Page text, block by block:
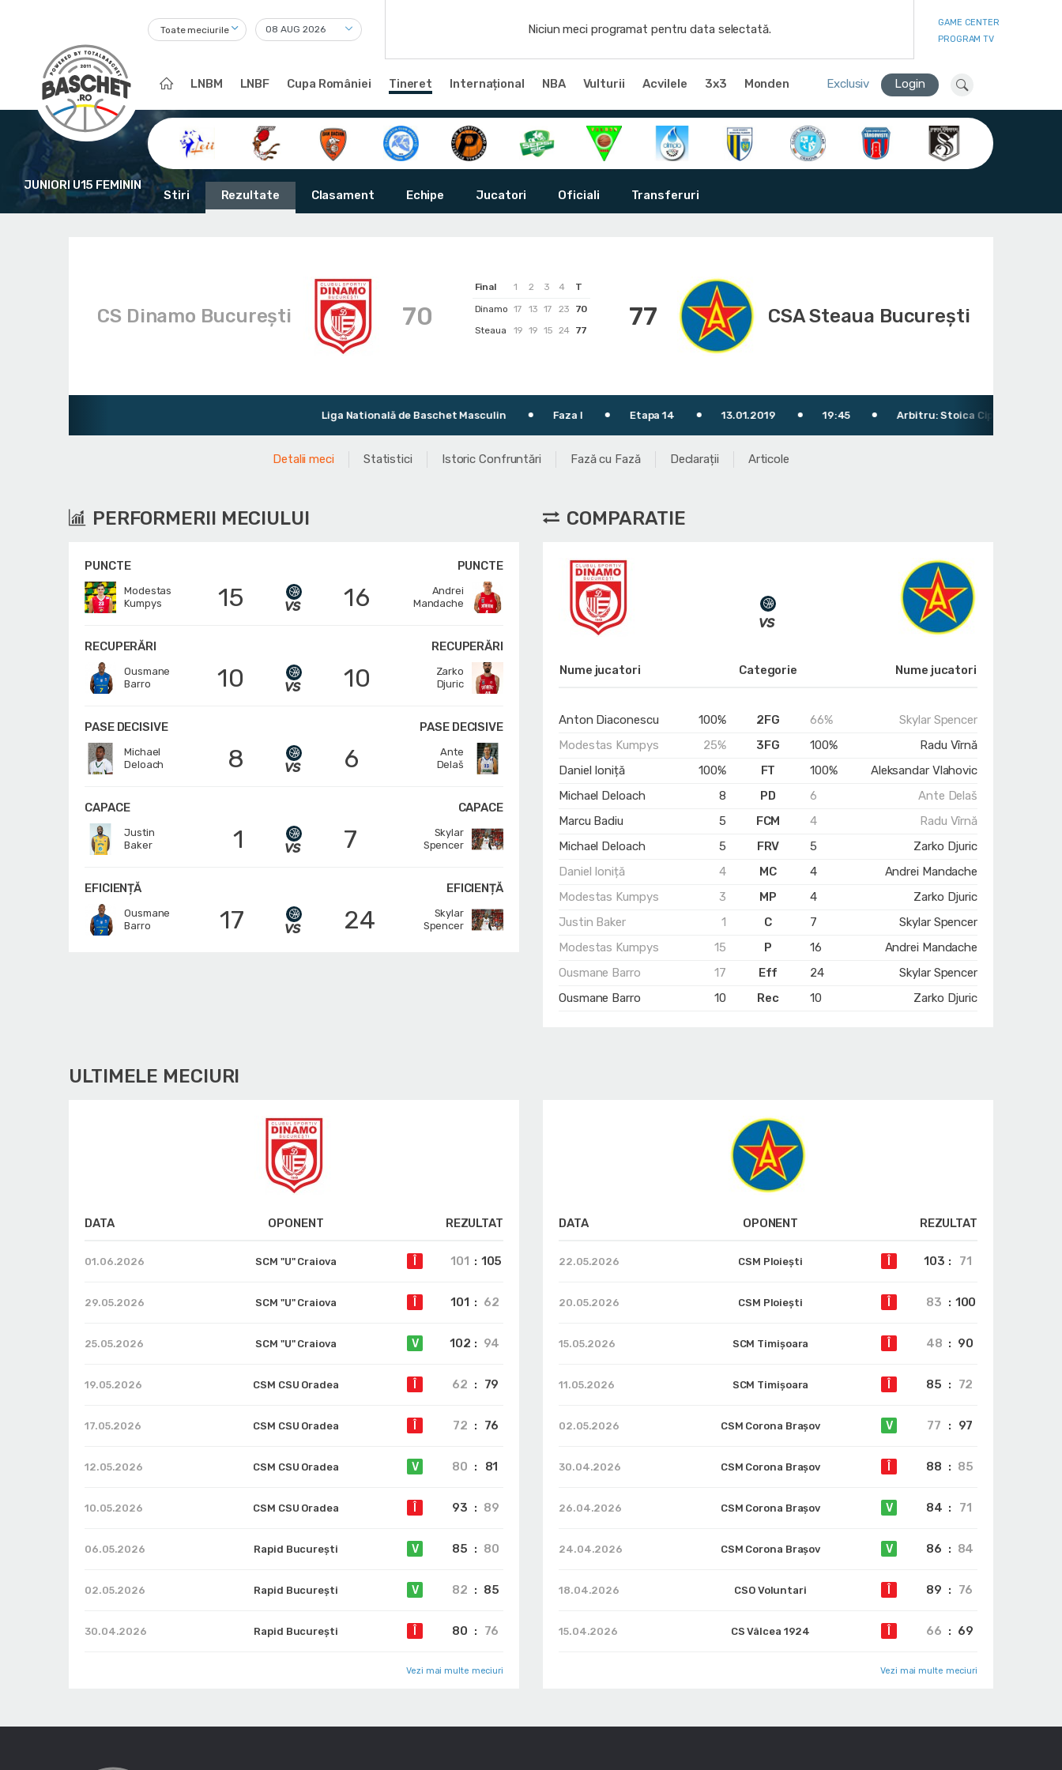
Toate meciurile Niciun meci programat pentru data selectată.
GAME CENTER
PROGRAM TV
LNBM LNBF Cupa României Tineret Internațional NBA Vulturii Acvilele 3x3 Monden Exclusiv Login
JUNIORI U15 FEMININ
Stiri Rezultate Clasament Echipe Jucatori Oficiali Transferuri
CS Dinamo Bucureşti 70
Final 1 2 3 4
T
Dinamo 17 13 17 23
70
Steaua
19 19 15 24 77 77 CSA Steaua București
Liga Natională de Baschet Masculin Faza I Etapa 14 13.01.2019 19:45 Arbitru: Stoica Ciprian
Detalii meci Statistici Istoric Confruntări Fază cu Fază Declarații Articole
PERFORMERII MECIULUI
PUNCTE
Modestas
Kumpys
15
PUNCTE
16
Andrei
Mandache
RECUPERĂRI
Ousmane
Barro
10
RECUPERĂRI
10
Zarko
Djuric
PASE DECISIVE
Michael
Deloach
8
PASE DECISIVE
6
Ante
Delaš
CAPACE
Justin
Baker
1
CAPACE
7
Skylar
Spencer
EFICIENȚĂ
Ousmane
Barro
17
EFICIENȚĂ
24
Skylar
Spencer
COMPARATIE
Nume jucatori Categorie Nume jucatori
Anton Diaconescu 100% 2FG 66%
Skylar Spencer
Modestas Kumpys
25% 3FG 100%
Radu Vîrnă
Daniel Ioniță
100% FT 100%
Aleksandar Vlahovic
Michael Deloach
8 PD 6
Ante Delaš
Marcu Badiu
5 FCM 4
Radu Vîrnă
Michael Deloach
5 FRV 5
Zarko Djuric
Daniel Ioniță
4 MC 4
Andrei Mandache
Modestas Kumpys
3 MP 4
Zarko Djuric
Justin Baker
1 C 7
Skylar Spencer
Modestas Kumpys
15 P 16
Andrei Mandache
Ousmane Barro
17 Eff 24
Skylar Spencer
Ousmane Barro
10 Rec 10 Zarko Djuric
ULTIMELE MECIURI
DATA OPONENT REZULTAT
01.06.2026 SCM "U" Craiova 101 : 105
29.05.2026 SCM "U" Craiova 101 : 62
25.05.2026 SCM "U" Craiova V 102 : 94
19.05.2026 CSM CSU Oradea 62 : 79
17.05.2026 CSM CSU Oradea 72 : 76
12.05.2026 CSM CSU Oradea V 80 : 81
10.05.2026 CSM CSU Oradea 93 : 89
06.05.2026 Rapid București V 85 : 80
02.05.2026 Rapid București V 82 : 85
30.04.2026 Rapid București 80 : 76
Vezi mai multe meciuri
DATA OPONENT REZULTAT
22.05.2026 CSM Ploiești 103 : 71
20.05.2026 CSM Ploiești 83 : 100
15.05.2026 SCM Timișoara 48 : 90
11.05.2026 SCM Timișoara 85 : 72
02.05.2026 CSM Corona Braşov V 77 : 97
30.04.2026 CSM Corona Braşov 88 : 85
26.04.2026 CSM Corona Braşov V 84 : 71
24.04.2026 CSM Corona Braşov V 86 : 84
18.04.2026 CSO Voluntari 89 : 76
15.04.2026 CS Vâlcea 1924 66 : 69
Vezi mai multe meciuri